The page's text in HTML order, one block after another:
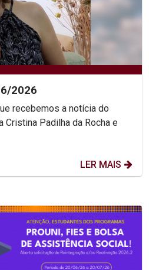
2026
recebemos a notícia do
Cristina Padilha da Rocha e
LER MAIS